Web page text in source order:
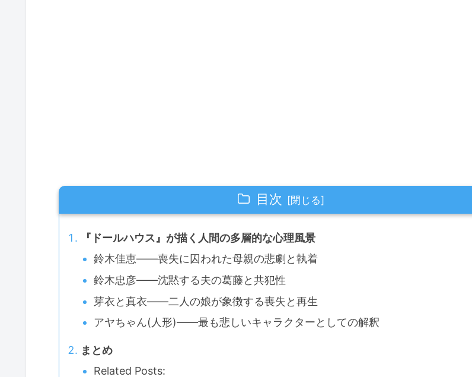
目次
『ドールハウス』が描く人間の多層的な心理風景
鈴木佳恵——喪失に囚われた母親の悲劇と執着
鈴木忠彦——沈黙する夫の葛藤と共犯性
芽衣と真衣——二人の娘が象徴する喪失と再生
アヤちゃん(人形)——最も悲しいキャラクターとしての解釈
まとめ
Related Posts: